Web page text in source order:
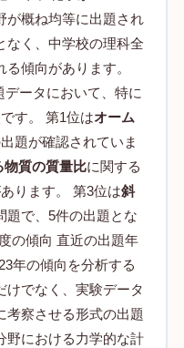
が概ね均等に出題され
なく、中学校の理科全
傾向があります。
ータにおいて、特に
す。 第1位はオーム
題が確認されていま
物質の質量比に関する
ります。 第3位は斜
題で、5件の出題とな
の傾向 直近の出題年
年の傾向を分析する
けでなく、実験データ
考察させる形式の出題
野における力学的な計